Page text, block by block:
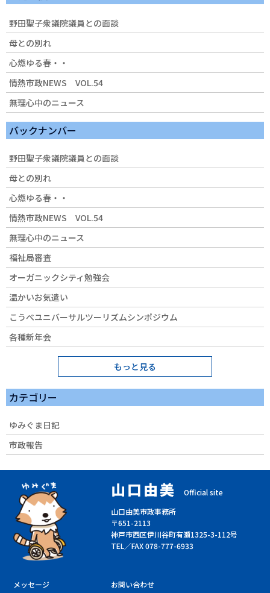
野田聖子衆議院議員との面談
母との別れ
心燃ゆる春・・
情熱市政NEWS VOL.54
無理心中のニュース
バックナンバー
野田聖子衆議院議員との面談
母との別れ
心燃ゆる春・・
情熱市政NEWS VOL.54
無理心中のニュース
福祉局審査
オーガニックシティ勉強会
温かいお気遣い
こうべユニバーサルツーリズムシンポジウム
各種新年会
もっと見る
カテゴリー
ゆみぐま日記
市政報告
山口由美
Official site
山口由美市政事務所
〒651-2113
神戸市西区伊川谷町有瀬1325-3-112号
TEL／FAX 078-777-6933
メッセージ お問い合わせ